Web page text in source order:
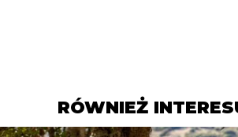
RÓWNIEŻ